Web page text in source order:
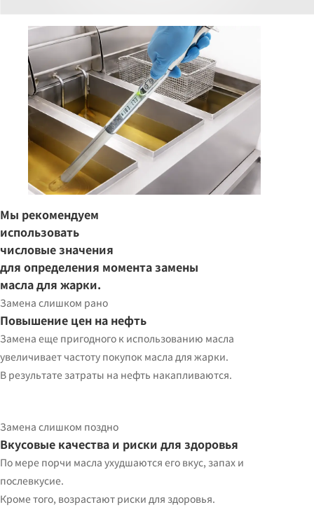
Мы рекомендуем
использовать
числовые значения
для определения момента замены
масла для жарки.
Замена слишком рано
Повышение цен на нефть
Замена еще пригодного к использованию масла
увеличивает частоту покупок масла для жарки.
В результате затраты на нефть накапливаются.
Замена слишком поздно
Вкусовые качества и риски для здоровья
По мере порчи масла ухудшаются его вкус, запах и
послевкусие.
Кроме того, возрастают риски для здоровья.